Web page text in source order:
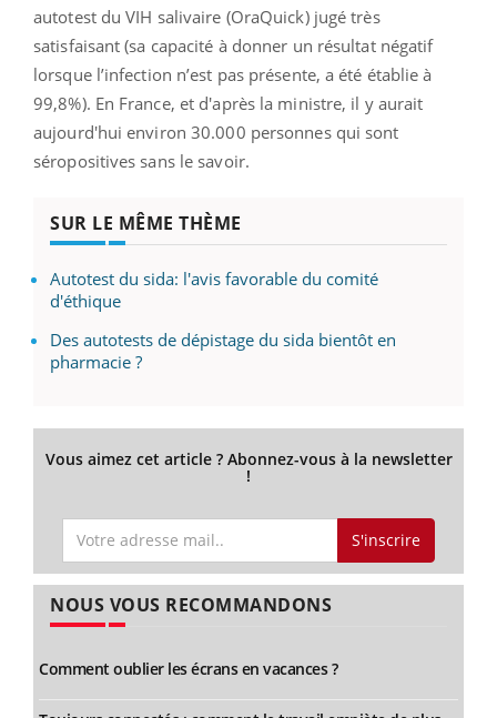
autotest du VIH salivaire (OraQuick) jugé très
satisfaisant (sa capacité à donner un résultat négatif
lorsque l’infection n’est pas présente, a été établie à
99,8%). En France, et d'après la ministre, il y aurait
aujourd'hui environ 30.000 personnes qui sont
séropositives sans le savoir.
SUR LE MÊME THÈME
Autotest du sida: l'avis favorable du comité
d'éthique
Des autotests de dépistage du sida bientôt en
pharmacie ?
Vous aimez cet article ? Abonnez-vous à la newsletter
!
S'inscrire
NOUS VOUS RECOMMANDONS
Comment oublier les écrans en vacances ?